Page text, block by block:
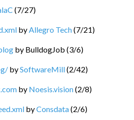
(7/27)
byAllegro Tech(7/21)
by BulldogJob (3/6)
bySoftwareMill(2/42)
by Noesis.vision(2/8)
byConsdata(2/6)